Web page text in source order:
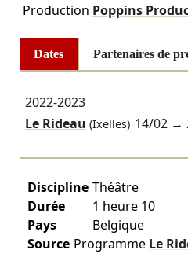
Production Poppins
Dates Partenaires de
2022-2023
Le Rideau (Ixelles) 14/02 →
Discipline Théâtre
Durée
1 heure 10
Pays
Belgique
Source Programme Le